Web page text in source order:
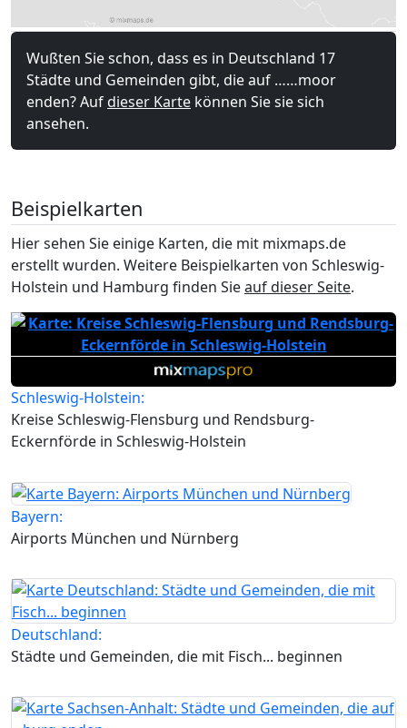
Wußten Sie schon, dass es in Deutschland 17
Städte und Gemeinden gibt, die auf ……moor
enden? Aufdieser Karte können Sie sie sich
ansehen.
Beispielkarten
Hier sehen Sie einige Karten, die mit mixmaps.de
erstellt wurden. Weitere Beispielkarten von Schleswig-
Holstein und Hamburg finden Sieauf dieser Seite.
Schleswig-Holstein:
Kreise Schleswig-Flensburg und Rendsburg-
Eckernförde in Schleswig-Holstein
Bayern:
Airports München und Nürnberg
Deutschland:
Städte und Gemeinden, die mit Fisch... beginnen